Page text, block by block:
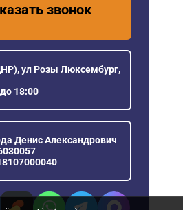
звонок
ул Розы Люксембург,
18:00
Денис Александрович